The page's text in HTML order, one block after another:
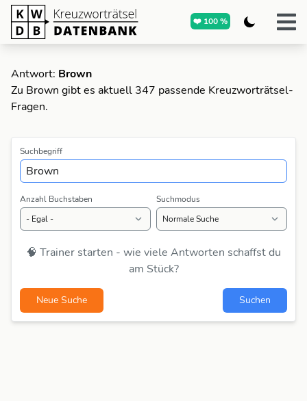
❤️ 100 %
Antwort: Brown
Zu Brown gibt es aktuell 347 passende Kreuzworträtsel-
Fragen.
Suchbegriff
Anzahl Buchstaben Suchmodus
🧠 Trainer starten - wie viele Antworten schaffst du
am Stück?
Neue Suche Suchen